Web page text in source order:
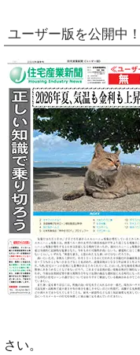
ユーザー版を公開中！
さい。